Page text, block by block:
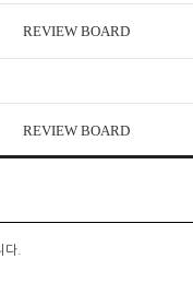
REVIEW BOARD
REVIEW BOARD
다.